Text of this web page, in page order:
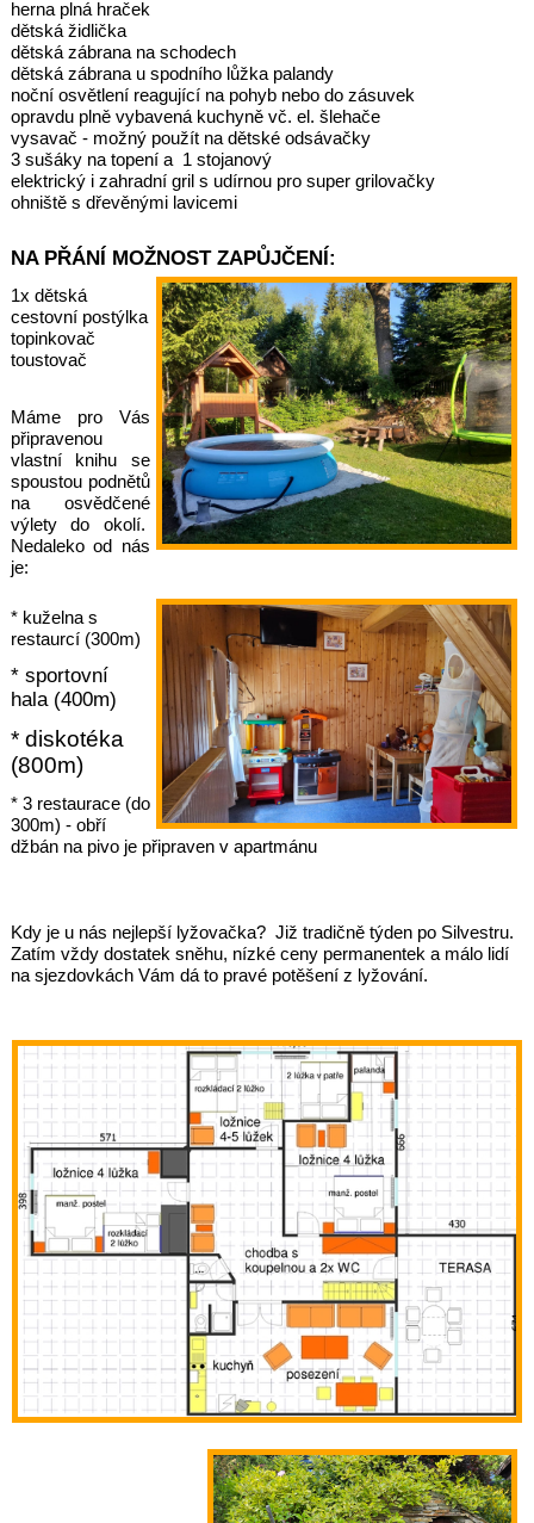
herna plná hraček
dětská židlička
dětská zábrana na schodech
dětská zábrana u spodního lůžka palandy
noční osvětlení reagující na pohyb nebo do zásuvek
opravdu plně vybavená kuchyně vč. el. šlehače
vysavač - možný použít na dětské odsávačky
3 sušáky na topení a 1 stojanový
elektrický i zahradní gril s udírnou pro super grilovačky
ohniště s dřevěnými lavicemi
NA PŘÁNÍ MOŽNOST ZAPŮJČENÍ:
1x dětská
cestovní postýlka
topinkovač
toustovač
Máme pro Vás
připravenou
vlastní knihu se
spoustou podnětů
na osvědčené
výlety do okolí.
Nedaleko od nás
je:
* kuželna s
restaurcí (300m)
* sportovní
hala (400m)
* diskotéka
(800m)
* 3 restaurace (do
300m) - obří
džbán na pivo je připraven v apartmánu
Kdy je u nás nejlepší lyžovačka? Již tradičně týden po Silvestru.
Zatím vždy dostatek sněhu, nízké ceny permanentek a málo lidí
na sjezdovkách Vám dá to pravé potěšení z lyžování.